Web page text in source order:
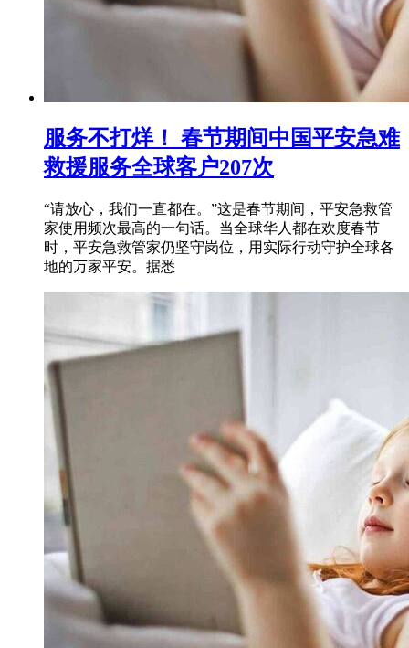
服务不打烊！ 春节期间中国平安急难
救援服务全球客户207次
“请放心，我们一直都在。”这是春节期间，平安急救管
家使用频次最高的一句话。当全球华人都在欢度春节
时，平安急救管家仍坚守岗位，用实际行动守护全球各
地的万家平安。据悉